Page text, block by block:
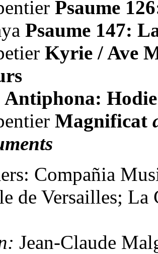
Psaume
Psaume 147:
Kyrie / Ave
Antiphona:
Magnificat
Compañia
de Versailles;
Jean-Claude